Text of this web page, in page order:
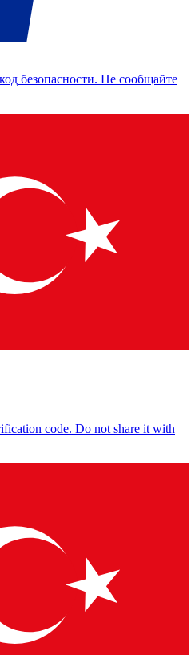
безопасности. Не сообщайте
code. Do not share it with